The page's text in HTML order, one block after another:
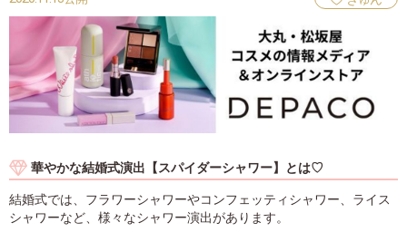
華やかな結婚式演出【スパイダーシャワー】とは♡
結婚式では、フラワーシャワーやコンフェッティシャワー、ライス
シャワーなど、様々なシャワー演出があります。